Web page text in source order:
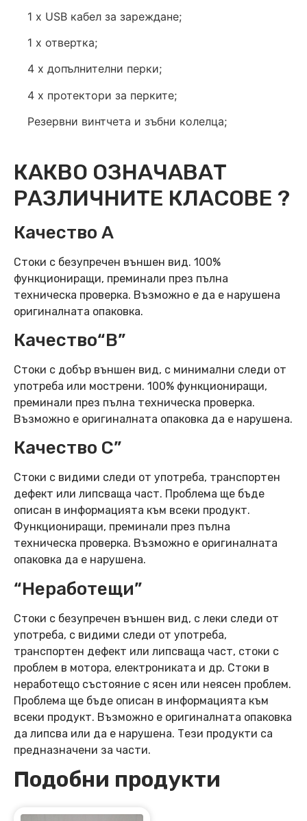
1 х USB кабел за зареждане;
1 х отвертка;
4 х допълнителни перки;
4 х протектори за перките;
Резервни винтчета и зъбни колелца;
КАКВО ОЗНАЧАВАТ
РАЗЛИЧНИТЕ КЛАСОВЕ ?
Качество А
Стоки с безупречен външен вид. 100%
функциониращи, преминали през пълна
техническа проверка. Възможно е да е нарушена
оригиналната опаковка.
Качество“B”
Стоки с добър външен вид, с минимални следи от
употреба или мострени. 100% функциониращи,
преминали през пълна техническа проверка.
Възможно е оригиналната опаковка да е нарушена.
Качество C”
Стоки с видими следи от употреба, транспортен
дефект или липсваща част. Проблема ще бъде
описан в информацията към всеки продукт.
Функциониращи, преминали през пълна
техническа проверка. Възможно е оригиналната
опаковка да е нарушена.
“Неработещи”
Стоки с безупречен външен вид, с леки следи от
употреба, с видими следи от употреба,
транспортен дефект или липсваща част, стоки с
проблем в мотора, електрониката и др. Стоки в
неработещо състояние с ясен или неясен проблем.
Проблема ще бъде описан в информацията към
всеки продукт. Възможно е оригиналната опаковка
да липсва или да е нарушена. Тези продукти са
предназначени за части.
Подобни продукти